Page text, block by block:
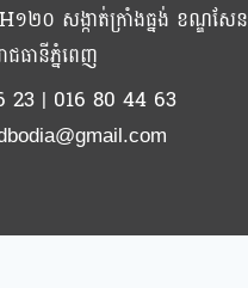
២០ សង្កាត់ក្រាំងធ្នង់ ខណ្ឌសែន
ធានីភ្នំពេញ
23 | 016 80 44 63